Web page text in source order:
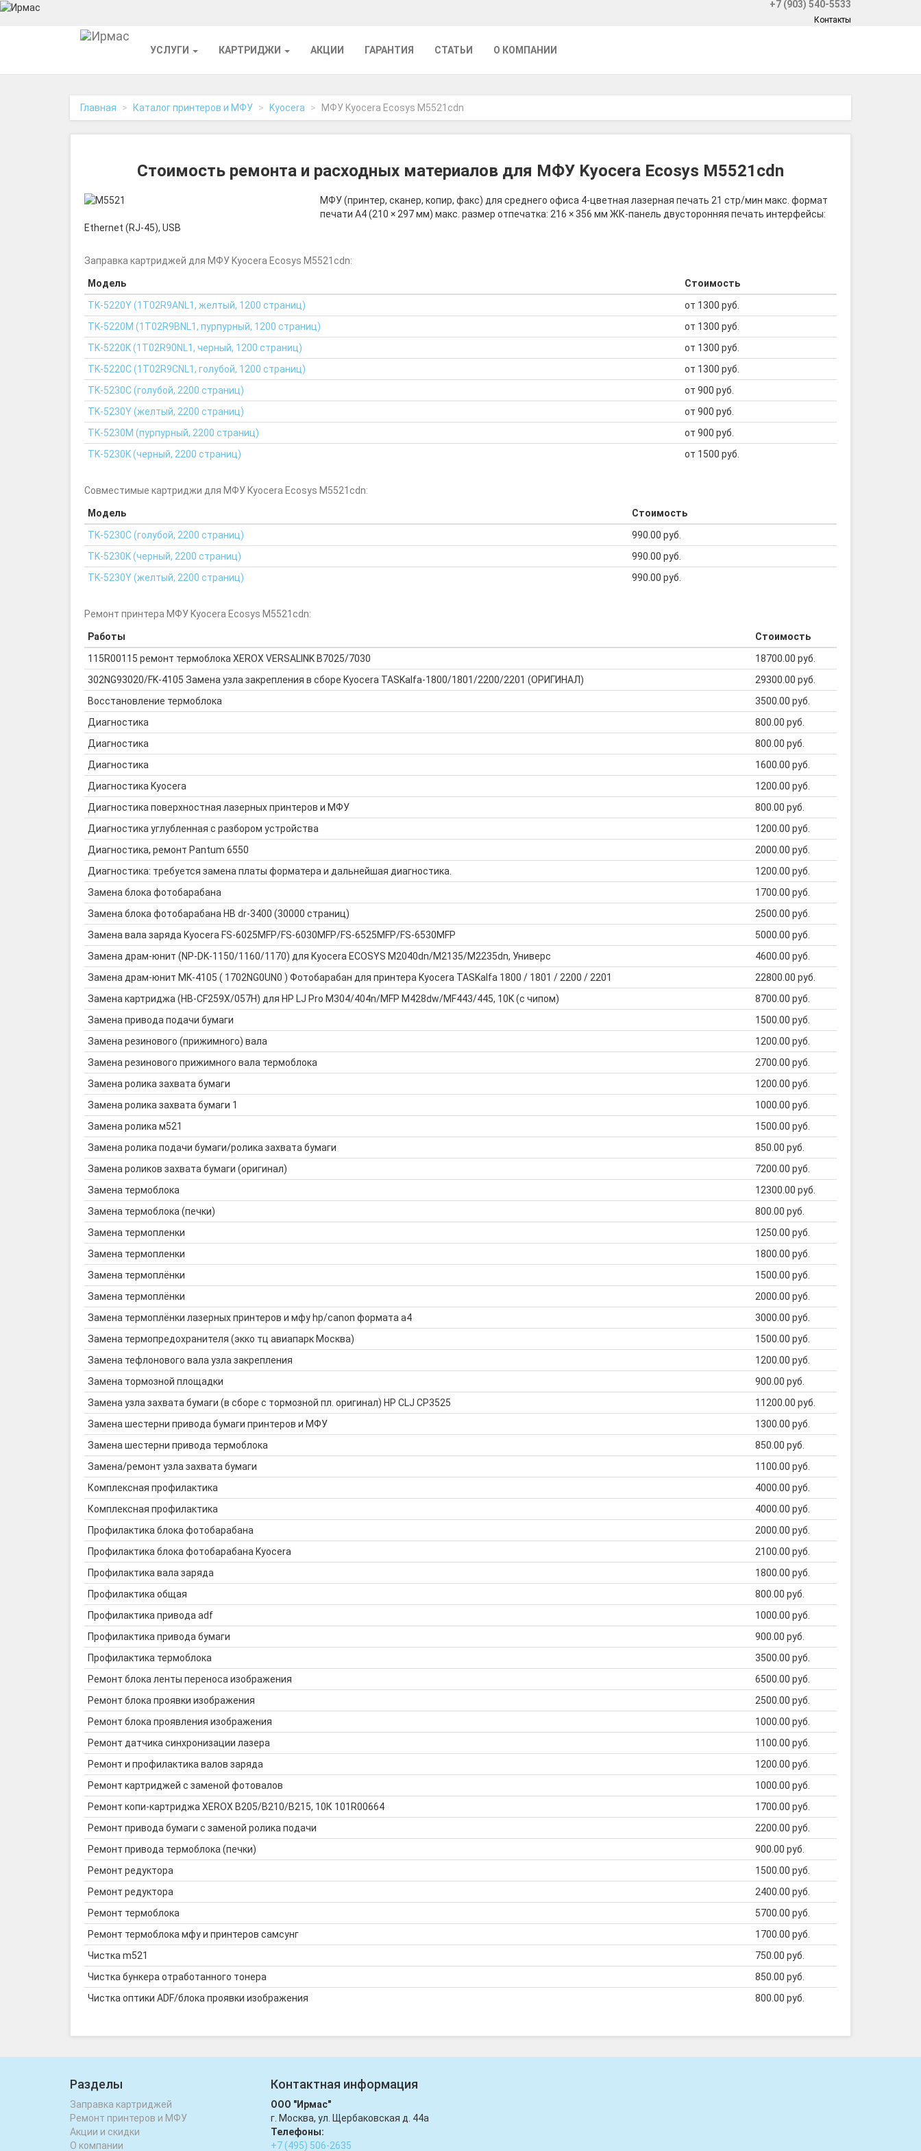
+7 (903) 540-5533
Контакты
УСЛУГИ КАРТРИДЖИ АКЦИИ ГАРАНТИЯ СТАТЬИ О КОМПАНИИ
Главная Каталог принтеров и МФУ Kyocera МФУ Kyocera Ecosys M5521cdn
Стоимость ремонта и расходных материалов для МФУ Kyocera Ecosys M5521cdn
МФУ (принтер, сканер, копир, факс) для среднего офиса 4-цветная лазерная печать 21 стр/мин макс. формат
печати A4 (210 × 297 мм) макс. размер отпечатка: 216 × 356 мм ЖК-панель двусторонняя печать интерфейсы:
Ethernet (RJ-45), USB
Заправка картриджей для МФУ Kyocera Ecosys M5521cdn:
Модель
Стоимость
TK-5220Y (1T02R9ANL1, желтый, 1200 страниц)
от 1300 руб.
TK-5220M (1T02R9BNL1, пурпурный, 1200 страниц)
от 1300 руб.
TK-5220K (1T02R90NL1, черный, 1200 страниц)
от 1300 руб.
TK-5220C (1T02R9CNL1, голубой, 1200 страниц)
от 1300 руб.
TK-5230C (голубой, 2200 страниц)
от 900 руб.
TK-5230Y (желтый, 2200 страниц)
от 900 руб.
TK-5230M (пурпурный, 2200 страниц)
от 900 руб.
TK-5230K (черный, 2200 страниц)
от 1500 руб.
Совместимые картриджи для МФУ Kyocera Ecosys M5521cdn:
Модель
Стоимость
TK-5230C (голубой, 2200 страниц)
990.00 руб.
TK-5230K (черный, 2200 страниц)
990.00 руб.
TK-5230Y (желтый, 2200 страниц)
990.00 руб.
Ремонт принтера МФУ Kyocera Ecosys M5521cdn:
Работы
Стоимость
115R00115 ремонт термоблока XEROX VERSALINK B7025/7030
18700.00 руб.
302NG93020/FK-4105 Замена узла закрепления в сборе Kyocera TASKalfa-1800/1801/2200/2201 (ОРИГИНАЛ)
29300.00 руб.
Восстановление термоблока
3500.00 руб.
Диагностика
800.00 руб.
Диагностика
800.00 руб.
Диагностика
1600.00 руб.
Диагностика Kyocera
1200.00 руб.
Диагностика поверхностная лазерных принтеров и МФУ
800.00 руб.
Диагностика углубленная с разбором устройства
1200.00 руб.
Диагностика, ремонт Pantum 6550
2000.00 руб.
Диагностика: требуется замена платы форматера и дальнейшая диагностика.
1200.00 руб.
Замена блока фотобарабана
1700.00 руб.
Замена блока фотобарабана HB dr-3400 (30000 страниц)
2500.00 руб.
Замена вала заряда Kyocera FS-6025MFP/FS-6030MFP/FS-6525MFP/FS-6530MFP
5000.00 руб.
Замена драм-юнит (NP-DK-1150/1160/1170) для Kyocera ECOSYS M2040dn/M2135/M2235dn, Универс
4600.00 руб.
Замена драм-юнит MK-4105 ( 1702NG0UN0 ) Фотобарабан для принтера Kyocera TASKalfa 1800 / 1801 / 2200 / 2201
22800.00 руб.
Замена картриджа (HB-CF259X/057H) для HP LJ Pro M304/404n/MFP M428dw/MF443/445, 10K (с чипом)
8700.00 руб.
Замена привода подачи бумаги
1500.00 руб.
Замена резинового (прижимного) вала
1200.00 руб.
Замена резинового прижимного вала термоблока
2700.00 руб.
Замена ролика захвата бумаги
1200.00 руб.
Замена ролика захвата бумаги 1
1000.00 руб.
Замена ролика м521
1500.00 руб.
Замена ролика подачи бумаги/ролика захвата бумаги
850.00 руб.
Замена роликов захвата бумаги (оригинал)
7200.00 руб.
Замена термоблока
12300.00 руб.
Замена термоблока (печки)
800.00 руб.
Замена термопленки
1250.00 руб.
Замена термопленки
1800.00 руб.
Замена термоплёнки
1500.00 руб.
Замена термоплёнки
2000.00 руб.
Замена термоплёнки лазерных принтеров и мфу hp/canon формата а4
3000.00 руб.
Замена термопредохранителя (экко тц авиапарк Москва)
1500.00 руб.
Замена тефлонового вала узла закрепления
1200.00 руб.
Замена тормозной площадки
900.00 руб.
Замена узла захвата бумаги (в сборе с тормозной пл. оригинал) HP CLJ CP3525
11200.00 руб.
Замена шестерни привода бумаги принтеров и МФУ
1300.00 руб.
Замена шестерни привода термоблока
850.00 руб.
Замена/ремонт узла захвата бумаги
1100.00 руб.
Комплексная профилактика
4000.00 руб.
Комплексная профилактика
4000.00 руб.
Профилактика блока фотобарабана
2000.00 руб.
Профилактика блока фотобарабана Kyocera
2100.00 руб.
Профилактика вала заряда
1800.00 руб.
Профилактика общая
800.00 руб.
Профилактика привода adf
1000.00 руб.
Профилактика привода бумаги
900.00 руб.
Профилактика термоблока
3500.00 руб.
Ремонт блока ленты переноса изображения
6500.00 руб.
Ремонт блока проявки изображения
2500.00 руб.
Ремонт блока проявления изображения
1000.00 руб.
Ремонт датчика синхронизации лазера
1100.00 руб.
Ремонт и профилактика валов заряда
1200.00 руб.
Ремонт картриджей с заменой фотовалов
1000.00 руб.
Ремонт копи-картриджа XEROX B205/B210/B215, 10К 101R00664
1700.00 руб.
Ремонт привода бумаги с заменой ролика подачи
2200.00 руб.
Ремонт привода термоблока (печки)
900.00 руб.
Ремонт редуктора
1500.00 руб.
Ремонт редуктора
2400.00 руб.
Ремонт термоблока
5700.00 руб.
Ремонт термоблока мфу и принтеров самсунг
1700.00 руб.
Чистка m521
750.00 руб.
Чистка бункера отработанного тонера
850.00 руб.
Чистка оптики ADF/блока проявки изображения
800.00 руб.
Разделы
Заправка картриджей
Ремонт принтеров и МФУ
Акции и скидки
О компании
Контактная информация
ООО "Ирмас"
г. Москва, ул. Щербаковская д. 44а
Телефоны:
+7 (495) 506-2635